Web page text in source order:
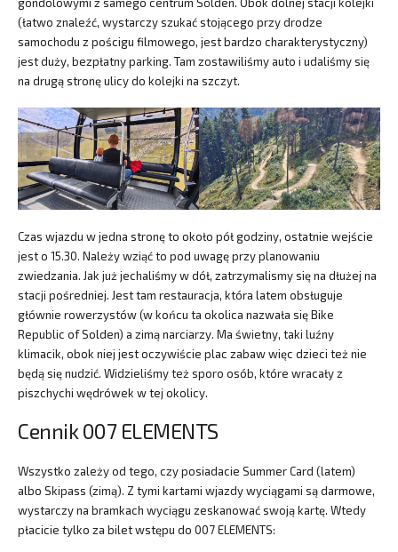
(łatwo znaleźć, wystarczy szukać stojącego przy drodze
samochodu z pościgu filmowego, jest bardzo charakterystyczny)
jest duży, bezpłatny parking. Tam zostawiliśmy auto i udaliśmy się
na drugą stronę ulicy do kolejki na szczyt.
Czas wjazdu w jedna stronę to około pół godziny, ostatnie wejście
jest o 15.30. Należy wziąć to pod uwagę przy planowaniu
zwiedzania. Jak już jechaliśmy w dół, zatrzymalismy się na dłużej na
stacji pośredniej. Jest tam restauracja, która latem obsługuje
głównie rowerzystów (w końcu ta okolica nazwała się Bike
Republic of Solden) a zimą narciarzy. Ma świetny, taki luźny
klimacik, obok niej jest oczywiście plac zabaw więc dzieci też nie
będą się nudzić. Widzieliśmy też sporo osób, które wracały z
piszchychi wędrówek w tej okolicy.
Cennik 007 ELEMENTS
Wszystko zależy od tego, czy posiadacie Summer Card (latem)
albo Skipass (zimą). Z tymi kartami wjazdy wyciągami są darmowe,
wystarczy na bramkach wyciągu zeskanować swoją kartę. Wtedy
płacicie tylko za bilet wstępu do 007 ELEMENTS: